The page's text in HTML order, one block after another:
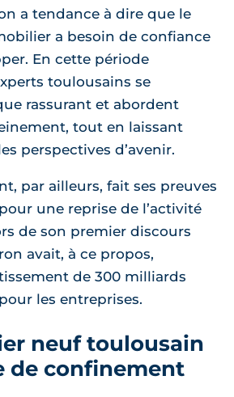
a tendance à dire que le
a besoin de confiance
En cette période
toulousains se
rassurant et abordent
tout en laissant
perspectives d’avenir.
par ailleurs, fait ses preuves
une reprise de l’activité
de son premier discours
avait, à ce propos,
de 300 milliards
les entreprises.
neuf toulousain
de confinement